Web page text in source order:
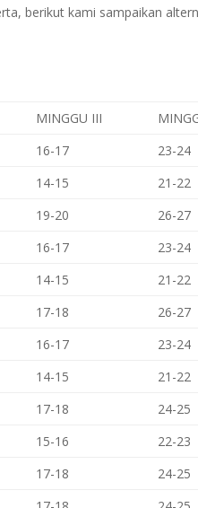
berikut kami sampaikan
MINGGU III
16-17 23-24
14-15 21-22
19-20
26-27
16-17 23-24
14-15 21-22
17-18
26-27
16-17 23-24
14-15 21-22
17-18
24-25
15-16 22-23
17-18
24-25